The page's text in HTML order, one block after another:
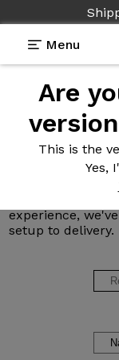
Menu
Are
This is the
Yes,
Origine
and
Read reviews of
experience,
setup to delivery.